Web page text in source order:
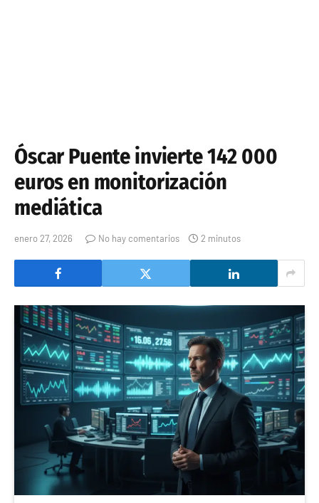
Óscar Puente invierte 142 000
euros en monitorización
mediática
enero 27, 2026 No hay comentarios 2 minutos